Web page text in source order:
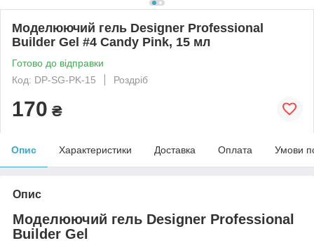
Моделюючий гель Designer Professional
Builder Gel #4 Candy Pink, 15 мл
Готово до відправки
Код: DP-SG-PK-15
Роздріб
170 ₴
Опис Характеристики Доставка Оплата Умови
Опис
Моделюючий гель Designer Professional
Builder Gel